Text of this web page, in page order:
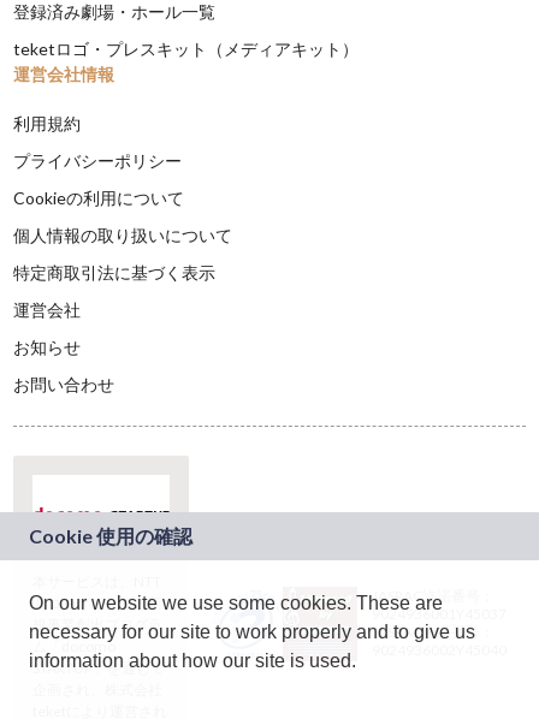
登録済み劇場・ホール一覧
teketロゴ・プレスキット（メディアキット）
運営会社情報
利用規約
プライバシーポリシー
Cookieの利用について
個人情報の取り扱いについて
特定商取引法に基づく表示
運営会社
お知らせ
お問い合わせ
ドコモグループの新
規事業創出プログラ
ム「docomo
STARTUP」を通じて
JASRAC許諾番号：
9024936001Y45037
JASRAC許諾番号：
On our website we use some cookies. These are
necessary for our site to work properly and to give us
information about how our site is used.